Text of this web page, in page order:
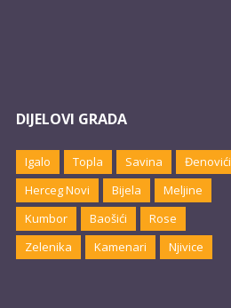
DIJELOVI GRADA
Igalo Topla Savina
Đenovići
Herceg Novi
Bijela
Meljine
Kumbor
Baošići
Rose
Zelenika
Kamenari Njivice